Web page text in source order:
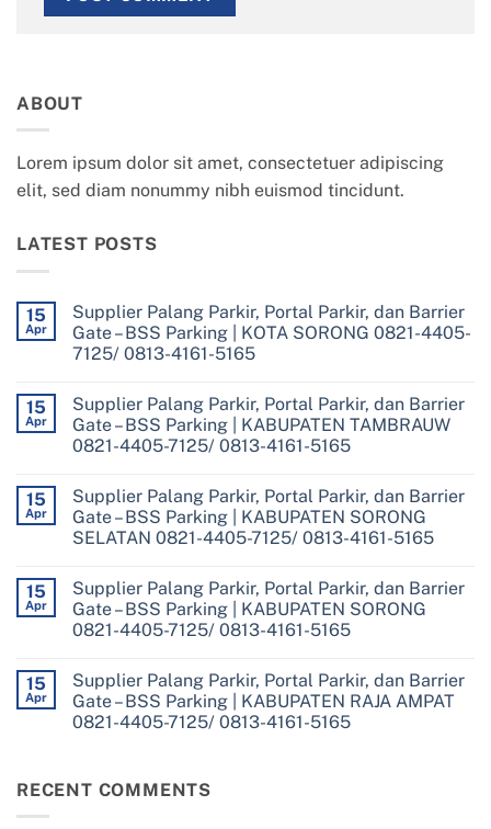
ABOUT
Lorem ipsum dolor sit amet, consectetuer adipiscing
elit, sed diam nonummy nibh euismod tincidunt.
LATEST POSTS
15
Apr
Supplier Palang Parkir, Portal Parkir, dan Barrier
Gate – BSS Parking | KOTA SORONG 0821-4405-
7125/ 0813-4161-5165
on
Supplier
Palang
Parkir,
dan
Barrier
Gate
–
BSS
KOTA
SORONG
0821-
4405-
4161-
5165
15
Apr
Supplier Palang Parkir, Portal Parkir, dan Barrier
Gate – BSS Parking | KABUPATEN TAMBRAUW
0821-4405-7125/ 0813-4161-5165
on
Supplier
Palang
Parkir,
dan
Barrier
Gate
–
BSS
KABUPATEN
TAMBRAUW
0821-
4405-
5165
15
Apr
Supplier Palang Parkir, Portal Parkir, dan Barrier
Gate – BSS Parking | KABUPATEN SORONG
SELATAN 0821-4405-7125/ 0813-4161-5165
on
Supplier
Palang
Parkir,
dan
Barrier
Gate
–
BSS
SORONG
SELATAN
15
Apr
Supplier Palang Parkir, Portal Parkir, dan Barrier
Gate – BSS Parking | KABUPATEN SORONG
0821-4405-7125/ 0813-4161-5165
on
Supplier
Palang
Parkir,
Gate
15
Apr
Supplier Palang Parkir, Portal Parkir, dan Barrier
Gate – BSS Parking | KABUPATEN RAJA AMPAT
0821-4405-7125/ 0813-4161-5165
Supplier
Palang
RECENT COMMENTS